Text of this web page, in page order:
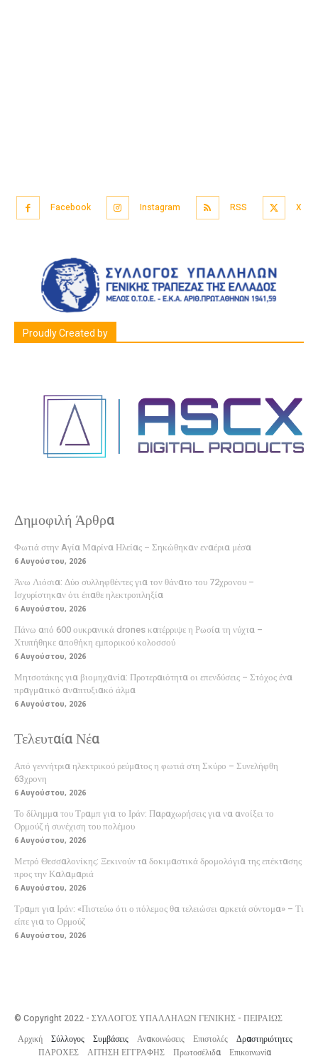
Facebook Instagram RSS X
Proudly Created by
Δημοφιλή Άρθρα
Φωτιά στην Aγία Μαρίνα Ηλείας – Σηκώθηκαν εναέρια μέσα
6 Αυγούστου, 2026
Άνω Λιόσια: Δύο συλληφθέντες για τον θάνατο του 72χρονου –
Ισχυρίστηκαν ότι έπαθε ηλεκτροπληξία
6 Αυγούστου, 2026
Πάνω από 600 ουκρανικά drones κατέρριψε η Ρωσία τη νύχτα –
Χτυπήθηκε αποθήκη εμπορικού κολοσσού
6 Αυγούστου, 2026
Μητσοτάκης για βιομηχανία: Προτεραιότητα οι επενδύσεις – Στόχος ένα
πραγματικό αναπτυξιακό άλμα
6 Αυγούστου, 2026
Τελευταία Νέα
Από γεννήτρια ηλεκτρικού ρεύματος η φωτιά στη Σκύρο – Συνελήφθη
63χρονη
6 Αυγούστου, 2026
Το δίλημμα του Τραμπ για το Ιράν: Παραχωρήσεις για να ανοίξει το
Ορμούζ ή συνέχιση του πολέμου
6 Αυγούστου, 2026
Μετρό Θεσσαλονίκης: Ξεκινούν τα δοκιμαστικά δρομολόγια της επέκτασης
προς την Καλαμαριά
6 Αυγούστου, 2026
Τραμπ για Ιράν: «Πιστεύω ότι ο πόλεμος θα τελειώσει αρκετά σύντομα» – Τι
είπε για το Ορμούζ
6 Αυγούστου, 2026
© Copyright 2022 - ΣΥΛΛΟΓΟΣ ΥΠΑΛΛΗΛΩΝ ΓΕΝΙΚΗΣ - ΠΕΙΡΑΙΩΣ
Αρχική
Σύλλογος Συμβάσεις Ανακοινώσεις Επιστολές
Δραστηριότητες
ΠΑΡΟΧΕΣ
ΑΙΤΗΣΗ ΕΓΓΡΑΦΗΣ Πρωτοσέλιδα
Επικοινωνία